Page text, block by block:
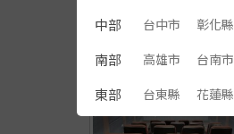
中部 台中市 彰化縣
南部 高雄市 台南市
東部 台東縣 花蓮縣